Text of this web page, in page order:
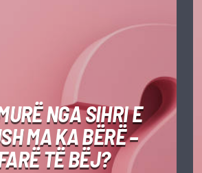
NGA SIHRI E
MA KA BËRË –
TË BËJ?